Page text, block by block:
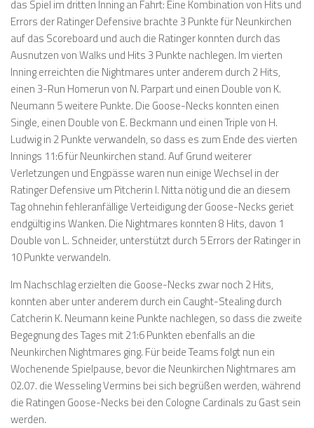
das Spiel im dritten Inning an Fahrt: Eine Kombination von Hits und
Errors der Ratinger Defensive brachte 3 Punkte für Neunkirchen
auf das Scoreboard und auch die Ratinger konnten durch das
Ausnutzen von Walks und Hits 3 Punkte nachlegen. Im vierten
Inning erreichten die Nightmares unter anderem durch 2 Hits,
einen 3-Run Homerun von N. Parpart und einen Double von K.
Neumann 5 weitere Punkte. Die Goose-Necks konnten einen
Single, einen Double von E. Beckmann und einen Triple von H.
Ludwig in 2 Punkte verwandeln, so dass es zum Ende des vierten
Innings 11:6 für Neunkirchen stand. Auf Grund weiterer
Verletzungen und Engpässe waren nun einige Wechsel in der
Ratinger Defensive um Pitcherin I. Nitta nötig und die an diesem
Tag ohnehin fehleranfällige Verteidigung der Goose-Necks geriet
endgültig ins Wanken. Die Nightmares konnten 8 Hits, davon 1
Double von L. Schneider, unterstützt durch 5 Errors der Ratinger in
10 Punkte verwandeln.
Im Nachschlag erzielten die Goose-Necks zwar noch 2 Hits,
konnten aber unter anderem durch ein Caught-Stealing durch
Catcherin K. Neumann keine Punkte nachlegen, so dass die zweite
Begegnung des Tages mit 21:6 Punkten ebenfalls an die
Neunkirchen Nightmares ging. Für beide Teams folgt nun ein
Wochenende Spielpause, bevor die Neunkirchen Nightmares am
02.07. die Wesseling Vermins bei sich begrüßen werden, während
die Ratingen Goose-Necks bei den Cologne Cardinals zu Gast sein
werden.